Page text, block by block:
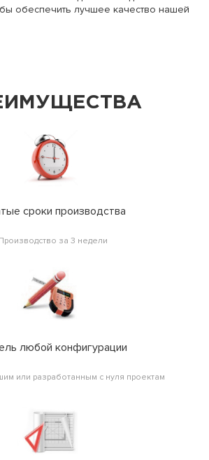
обеспечить лучшее качество нашей
сроки производства
за 3 недели
любой конфигурации
или разработанным с нуля проектам